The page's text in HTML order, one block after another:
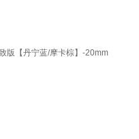
版【丹宁蓝/摩卡棕】-20mm